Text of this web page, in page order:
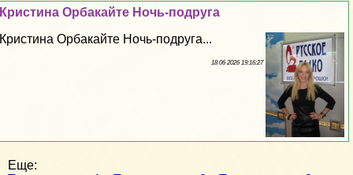
Кристина Орбакайте Ночь-подруга
Кристина Орбакайте Ночь-подруга...
18 06 2026 19:16:27
Еще: